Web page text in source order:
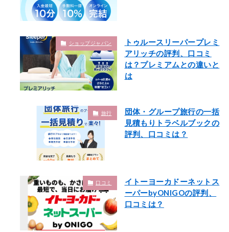
ショップジャパン
トゥルースリーパープレミ
アリッチの評判、口コミ
は？プレミアムとの違いと
は
旅行
団体・グループ旅行の一括
見積もりトラベルブックの
評判、口コミは？
口コミ
イトーヨーカドーネットス
ーパーbyONIGOの評判、
口コミは？